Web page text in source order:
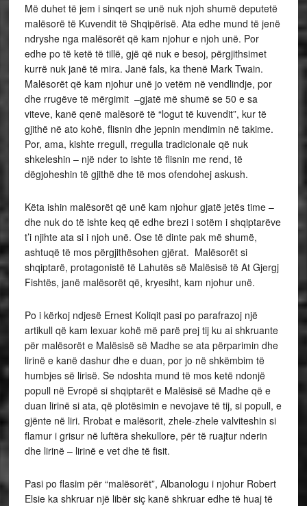
Më duhet të jem i sinqert se unë nuk njoh shumë deputetë
malësorë të Kuvendit të Shqipërisë. Ata edhe mund të jenë
ndryshe nga malësorët që kam njohur e njoh unë. Por
edhe po të ketë të tillë, gjë që nuk e besoj, përgjithsimet
kurrë nuk janë të mira. Janë fals, ka thenë Mark Twain.
Malësorët që kam njohur unë jo vetëm në vendlindje, por
dhe rrugëve të mërgimit –gjatë më shumë se 50 e sa
viteve, kanë qenë malësorë të “logut të kuvendit”, kur të
gjithë në ato kohë, flisnin dhe jepnin mendimin në takime.
Por, ama, kishte rregull, rregulla tradicionale që nuk
shkeleshin – një nder to ishte të flisnin me rend, të
dëgjoheshin të gjithë dhe të mos ofendohej askush.
Këta ishin malësorët që unë kam njohur gjatë jetës time –
dhe nuk do të ishte keq që edhe brezi i sotëm i shqiptarëve
t’i njihte ata si i njoh unë. Ose të dinte pak më shumë,
ashtuqë të mos përgjithësohen gjërat. Malësorët si
shqiptarë, protagonistë të Lahutës së Malësisë të At Gjergj
Fishtës, janë malësorët që, kryesiht, kam njohur unë.
Po i kërkoj ndjesë Ernest Koliqit pasi po parafrazoj një
artikull që kam lexuar kohë më parë prej tij ku ai shkruante
për malësorët e Malësisë së Madhe se ata përparimin dhe
lirinë e kanë dashur dhe e duan, por jo në shkëmbim të
humbjes së lirisë. Se ndoshta mund të mos ketë ndonjë
popull në Evropë si shqiptarët e Malësisë së Madhe që e
duan lirinë si ata, që plotësimin e nevojave të tij, si popull, e
gjënte në liri. Rrobat e malësorit, zhele-zhele valviteshin si
flamur i grisur në luftëra shekullore, për të ruajtur nderin
dhe lirinë – lirinë e vet dhe të fisit.
Pasi po flasim për “malësorët”, Albanologu i njohur Robert
Elsie ka shkruar një libër siç kanë shkruar edhe të huaj të